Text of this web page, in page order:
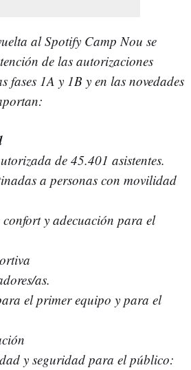
al Spotify Camp Nou se
de las autorizaciones
fases 1A y 1B y en las novedades
de 45.401 asistentes.
a personas con movilidad
confort y adecuación para el
as.
el primer equipo y para el
y seguridad para el público: